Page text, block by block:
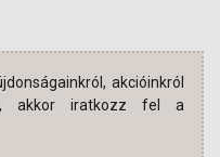
akcióinkról
akkor iratkozz fel a